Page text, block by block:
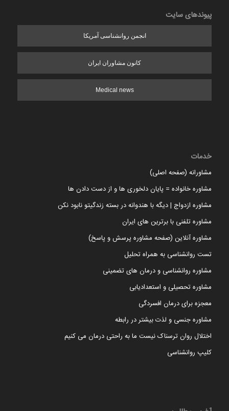
پیوندهای سایت
انجمن روانشناسی آمریکا
کانون مشاوران ایران
Medical news
خدمات
مشاورانه (صفحه اصلی)
مشاوره خانواده = پایان دلخوری ها و از دست دادن ها
مشاوره ازدواج | دیگه با هندوانه در بسته زندگیتو نابود نکن
مشاوره تلفنی با برترین های ایران
مشاوره آنلاین (صفحه مشاوره پرسش و پاسخ)
تست روانشناسی به همراه تحلیل
مشاوره روانشناسی و درمان های تضمینی
مشاوره تحصیلی و استعدادیابی
معجزه برای درمان افسردگی
مشاوره جنسی و لذت بیشتر در رابطه
اختلال روان ترسناک نیست ما به راحتی درمان می کنیم
کلیپ روانشناسی